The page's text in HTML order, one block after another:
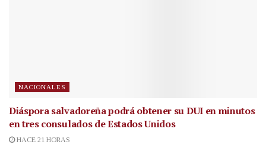
NACIONALES
Diáspora salvadoreña podrá obtener su DUI en minutos
en tres consulados de Estados Unidos
HACE 21 HORAS